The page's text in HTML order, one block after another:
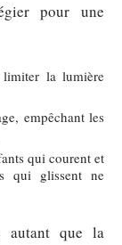
pour une
limiter la lumière
empêchant les
qui courent et
qui glissent ne
autant que la